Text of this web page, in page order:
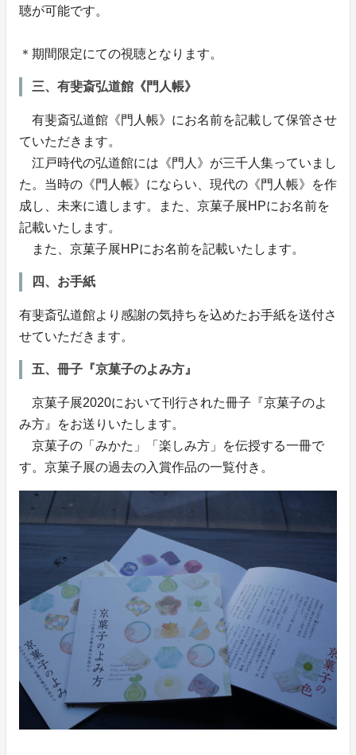
聴が可能です。
＊期間限定にての視聴となります。
三、有斐斎弘道館《門人帳》
有斐斎弘道館《門人帳》にお名前を記載して保管させ
ていただきます。
江戸時代の弘道館には《門人》が三千人集っていまし
た。当時の《門人帳》にならい、現代の《門人帳》を作
成し、未来に遺します。また、京菓子展HPにお名前を
記載いたします。
また、京菓子展HPにお名前を記載いたします。
四、お手紙
有斐斎弘道館より感謝の気持ちを込めたお手紙を送付さ
せていただきます。
五、冊子『京菓子のよみ方』
京菓子展2020において刊行された冊子『京菓子のよ
み方』をお送りいたします。
京菓子の「みかた」「楽しみ方」を伝授する一冊で
す。京菓子展の過去の入賞作品の一覧付き。